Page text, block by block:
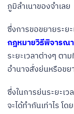
ภูมิลำเนาของจำเล
ซึ่งการขอขยายระย
กฎหมายวิธีพิจารณ
ระยะเวลาต่างๆ ต
อำนาจสั่งย่นหรือขย
ซึ่งในการย่นระยะเ
จะได้ทำกันเท่าไร โ